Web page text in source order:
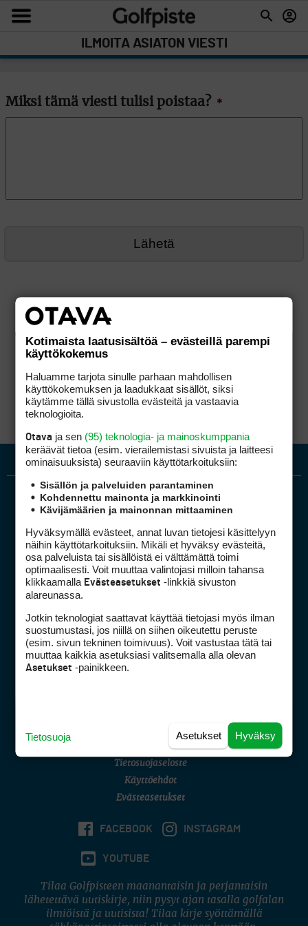
ILMOITA ASIATON VIESTI
Miksi tämä viesti tulisi poistaa? *
Golfpiste mediakortti
Golfpisteen yhteystiedot
DSA avoimuusraportti
Asiakaspalvelu
(digi) digi@otavamedia.fi
Tietosuojaseloste
Käyttöehdot
Evästeasetukset
FACEBOOK INSTAGRAM
YOUTUBE
Tilaa Golfpisteen maanantaisin ja perjantaisin
lähetettävä uutiskirje, niin pysyt ajan tasalla golfalan
ilmiöistä ja uutisista! Tilaa kirje syöttämällä
Kotimaista laatusisältöä – evästeillä parempi
käyttökokemus
Haluamme tarjota sinulle parhaan mahdollisen
käyttökokemuksen ja laadukkaat sisällöt, siksi
käytämme tällä sivustolla evästeitä ja vastaavia
teknologioita.
Otava ja sen (95) teknologia- ja mainoskumppania
keräävät tietoa (esim. vierailemis­tasi sivuista ja laitteesi
ominaisuuk­sista) seuraaviin käyttötarkoituksiin:
Sisällön ja palveluiden parantaminen
Kohdennettu mainonta ja markkinointi
Kävijämäärien ja mainonnan mittaaminen
Hyväksymällä evästeet, annat luvan tietojesi käsittelyyn
näihin käyttötarkoituksiin. Mikäli et hyväksy evästeitä,
osa palveluista tai sisällöistä ei välttämättä toimi
optimaalisesti. Voit muuttaa valintojasi milloin tahansa
klikkaamalla Evästeasetukset -linkkiä sivuston
alareunassa.
Jotkin teknologiat saattavat käyttää tietojasi myös ilman
suostumustasi, jos niillä on siihen oikeutettu peruste
(esim. sivun tekninen toimivuus). Voit vastustaa tätä tai
muuttaa kaikkia asetuksiasi valitsemalla alla olevan
Asetukset -painikkeen.
Hyväksy
Asetukset
Tietosuoja